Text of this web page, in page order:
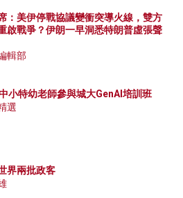
：美伊停戰協議變衝突導火線，雙方
啟戰爭？伊朗一早洞悉特朗普虛張聲
輯部
小特幼老師參與城大GenAI培訓班
選
界兩批政客